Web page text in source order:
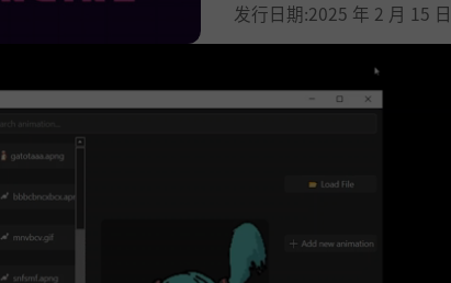
发行日期:2025 年 2 月 15 日